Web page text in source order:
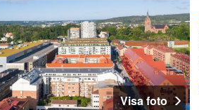
Visa foto